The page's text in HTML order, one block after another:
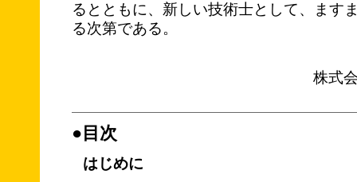
るとともに、新しい技術士として、ます
る次第である。
株式
●目次
はじめに